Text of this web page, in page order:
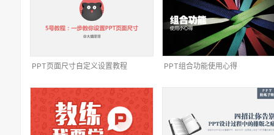
PPT页面尺寸自定义设置教程 PPT组合功能使用心得